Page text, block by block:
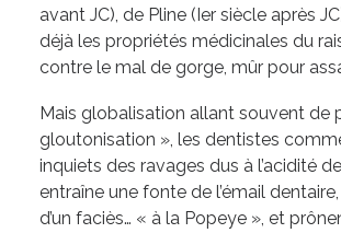
avant JC), de Pline (Ier siècle après
déjà les propriétés médicinales du
contre le mal de gorge, mûr pour
Mais globalisation allant souvent de
gloutonisation », les dentistes
inquiets des ravages dus à l’acidité
entraîne une fonte de l’émail
d’un faciès… « à la Popeye », et